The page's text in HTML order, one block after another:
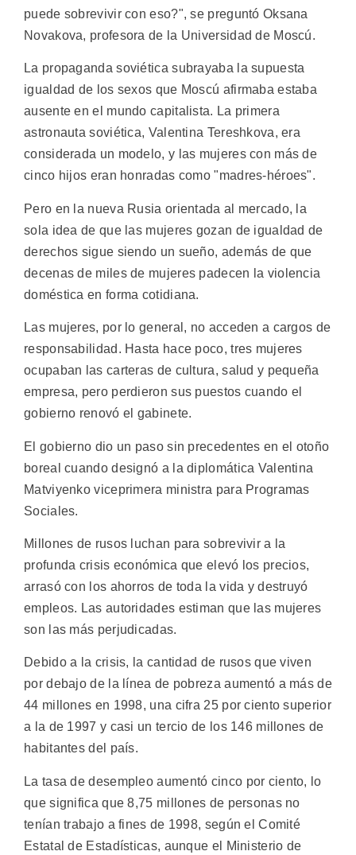
puede sobrevivir con eso?", se preguntó Oksana
Novakova, profesora de la Universidad de Moscú.
La propaganda soviética subrayaba la supuesta
igualdad de los sexos que Moscú afirmaba estaba
ausente en el mundo capitalista. La primera
astronauta soviética, Valentina Tereshkova, era
considerada un modelo, y las mujeres con más de
cinco hijos eran honradas como "madres-héroes".
Pero en la nueva Rusia orientada al mercado, la
sola idea de que las mujeres gozan de igualdad de
derechos sigue siendo un sueño, además de que
decenas de miles de mujeres padecen la violencia
doméstica en forma cotidiana.
Las mujeres, por lo general, no acceden a cargos de
responsabilidad. Hasta hace poco, tres mujeres
ocupaban las carteras de cultura, salud y pequeña
empresa, pero perdieron sus puestos cuando el
gobierno renovó el gabinete.
El gobierno dio un paso sin precedentes en el otoño
boreal cuando designó a la diplomática Valentina
Matviyenko viceprimera ministra para Programas
Sociales.
Millones de rusos luchan para sobrevivir a la
profunda crisis económica que elevó los precios,
arrasó con los ahorros de toda la vida y destruyó
empleos. Las autoridades estiman que las mujeres
son las más perjudicadas.
Debido a la crisis, la cantidad de rusos que viven
por debajo de la línea de pobreza aumentó a más de
44 millones en 1998, una cifra 25 por ciento superior
a la de 1997 y casi un tercio de los 146 millones de
habitantes del país.
La tasa de desempleo aumentó cinco por ciento, lo
que significa que 8,75 millones de personas no
tenían trabajo a fines de 1998, según el Comité
Estatal de Estadísticas, aunque el Ministerio de